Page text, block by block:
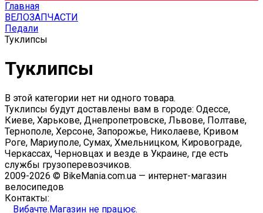
Главная
ВЕЛОЗАПЧАСТИ
Педали
Туклипсы
Туклипсы
В этой категории нет ни одного товара.
Туклипсы будут доставлены вам в городе: Одессе,
Киеве, Харькове, Днепропетровске, Львове, Полтаве,
Тернополе, Херсоне, Запорожье, Николаеве, Кривом
Роге, Мариуполе, Сумах, Хмельницком, Кировограде,
Черкассах, Черновцах и везде в Украине, где есть
службы грузоперевозчиков.
2009-2026 © BikeMania.com.ua — интернет-магазин
велосипедов
Контакты:
Вибачте.Магазин не працює.